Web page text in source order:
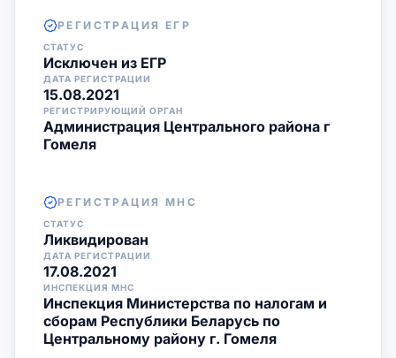
РЕГИСТРАЦИЯ ЕГР
СТАТУС
Исключен из ЕГР
ДАТА РЕГИСТРАЦИИ
15.08.2021
РЕГИСТРИРУЮЩИЙ ОРГАН
Администрация Центрального района г
Гомеля
РЕГИСТРАЦИЯ МНС
СТАТУС
Ликвидирован
ДАТА РЕГИСТРАЦИИ
17.08.2021
ИНСПЕКЦИЯ МНС
Инспекция Министерства по налогам и
сборам Республики Беларусь по
Центральному району г. Гомеля